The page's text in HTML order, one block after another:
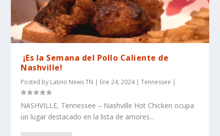
¡Es la Semana del Pollo Caliente de
Nashville!
Posted by Latino News TN | Ene 24, 2024|Tennessee |
NASHVILLE, Tennessee – Nashville Hot Chicken ocupa
un lugar destacado en la lista de amores...